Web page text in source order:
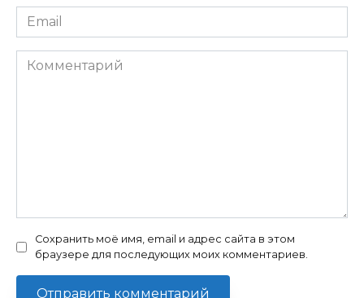
Email
Комментарий
Сохранить моё имя, email и адрес сайта в этом
браузере для последующих моих комментариев.